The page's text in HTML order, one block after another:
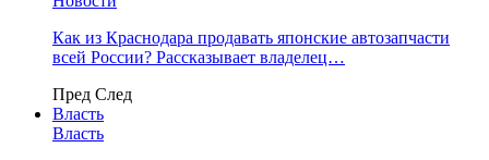
Как из Краснодара продавать японские автозапчасти
всей России? Рассказывает владелец…
Пред След
Власть
Власть